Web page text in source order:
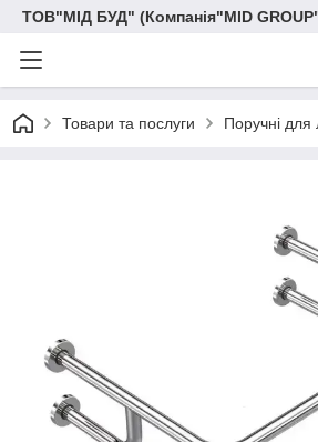
ТОВ"МІД БУД" (Компанія"MID
Товари та послуги Поручні для